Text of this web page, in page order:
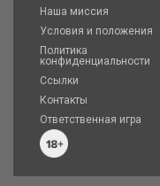
Наша миссия
Условия и положения
Политика
конфиденциальности
Ссылки
Контакты
Ответственная игра